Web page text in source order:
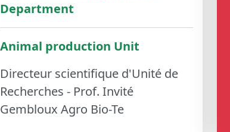
Department
Animal production Unit
Directeur scientifique d'Unité de
Recherches - Prof. Invité
Gembloux Agro Bio-Te